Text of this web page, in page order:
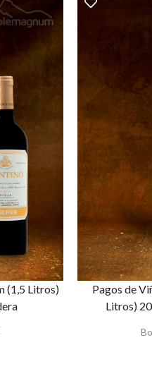
(1,5 Litros)
Pagos de
Litros)